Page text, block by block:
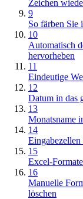
Zeichen
9
So färben Sie
10
Automatisch
hervorheben
11
Eindeutige
12
Datum in das
13
Monatsname
14
15
Excel-
16
Manuelle
löschen